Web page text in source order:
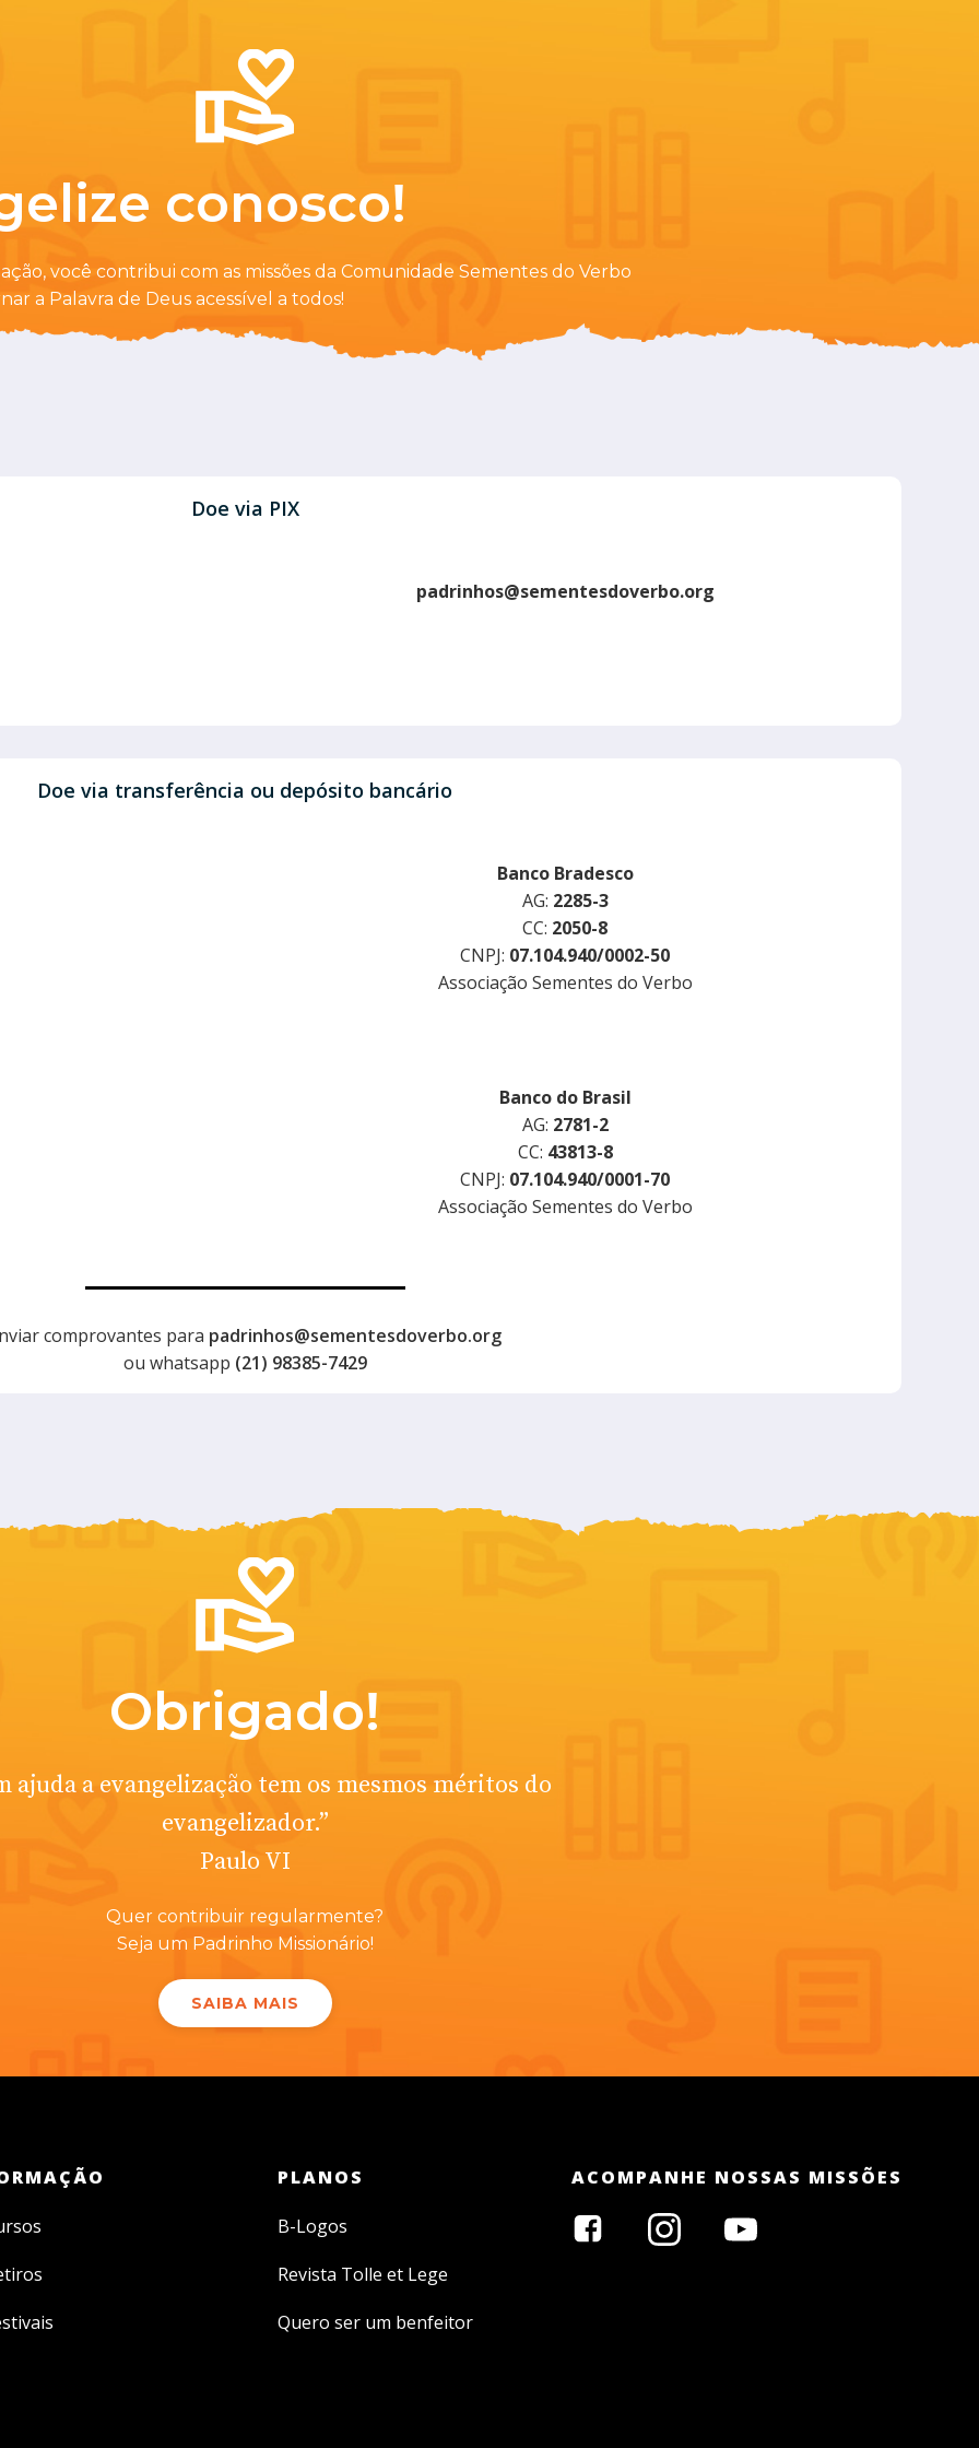
conosco!
você contribui com as missões da Comunidade Sementes do Verbo
a Palavra de Deus acessível a todos!
Doe via PIX
padrinhos@sementesdoverbo.org
Doe via transferência ou depósito bancário
Banco Bradesco
AG: 2285-3
CC: 2050-8
CNPJ: 07.104.940/0002-50
Associação Sementes do Verbo
Banco do Brasil
AG: 2781-2
CC: 43813-8
CNPJ: 07.104.940/0001-70
Associação Sementes do Verbo
comprovantes para padrinhos@sementesdoverbo.org
ou whatsapp (21) 98385-7429
Obrigado!
ajuda a evangelização tem os mesmos méritos do
evangelizador.”
Paulo VI
Quer contribuir regularmente?
Seja um Padrinho Missionário!
SAIBA MAIS
PLANOS
B-Logos
Revista Tolle et Lege
Quero ser um benfeitor
ACOMPANHE NOSSAS MISSÕES